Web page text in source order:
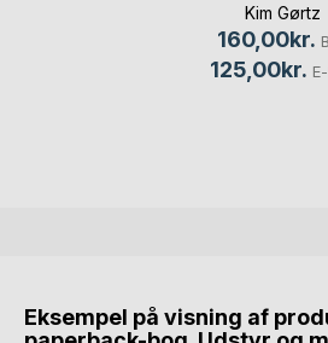
Kim Gørtz
160,00kr.
125,00kr.
Eksempel på visning af